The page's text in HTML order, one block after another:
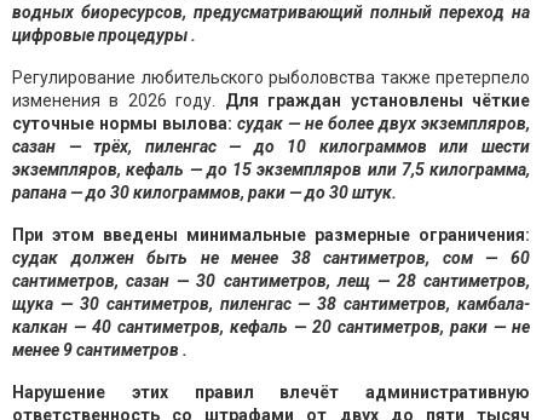
водных биоресурсов, предусматривающий полный переход на
цифровые процедуры .
Регулирование любительского рыболовства также претерпело
изменения в 2026 году. Для граждан установлены чёткие
суточные нормы вылова: судак — не более двух экземпляров,
сазан — трёх, пиленгас — до 10 килограммов или шести
экземпляров, кефаль — до 15 экземпляров или 7,5 килограмма,
рапана — до 30 килограммов, раки — до 30 штук.
При этом введены минимальные размерные ограничения:
судак должен быть не менее 38 сантиметров, сом — 60
сантиметров, сазан — 30 сантиметров, лещ — 28 сантиметров,
щука — 30 сантиметров, пиленгас — 38 сантиметров, камбала-
калкан — 40 сантиметров, кефаль — 20 сантиметров, раки — не
менее 9 сантиметров .
Нарушение этих правил влечёт административную
ответственность со штрафами от двух до пяти тысяч